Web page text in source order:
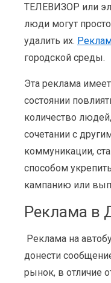
ТЕЛЕВИЗОР или
люди могут
удалить их.
городской среды.
Эта реклама
состоянии
количество
сочетании с
коммуникации,
способом
кампанию или
Реклама в
Реклама на
донести
рынок, в отличие